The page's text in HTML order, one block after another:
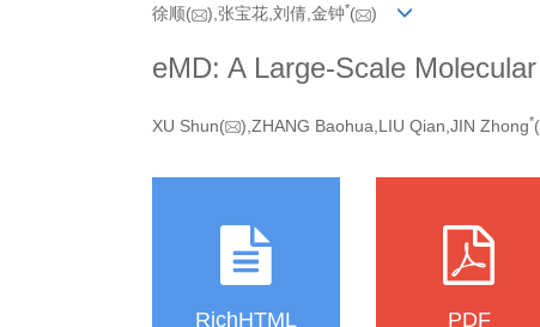
徐顺( ),张宝花,刘倩,金钟*( )
eMD: A Large-Scale
XU Shun( ),ZHANG Baohua,LIU Qian,JIN Zhong*(
RichHTML PDF